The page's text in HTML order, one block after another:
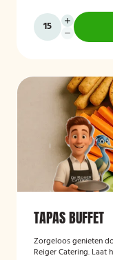
TAPAS BUFFET
Zorgeloos genieten
Reiger Catering. Laat